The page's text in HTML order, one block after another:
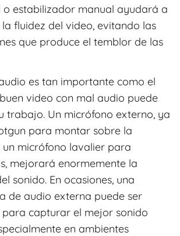
o estabilizador manual ayudará a
fluidez del video, evitando las
que produce el temblor de las
es tan importante como el
video con mal audio puede
trabajo. Un micrófono externo, ya
para montar sobre la
micrófono lavalier para
mejorará enormemente la
sonido. En ocasiones, una
de audio externa puede ser
para capturar el mejor sonido
en ambientes